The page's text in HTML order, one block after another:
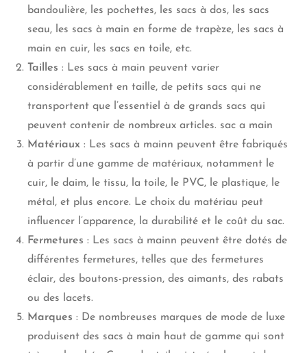
bandoulière, les pochettes, les sacs à dos, les sacs
seau, les sacs à main en forme de trapèze, les sacs à
main en cuir, les sacs en toile, etc.
Tailles : Les sacs à main peuvent varier
considérablement en taille, de petits sacs qui ne
transportent que l’essentiel à de grands sacs qui
peuvent contenir de nombreux articles. sac a main
Matériaux : Les sacs à mainn peuvent être fabriqués
à partir d’une gamme de matériaux, notamment le
cuir, le daim, le tissu, la toile, le PVC, le plastique, le
métal, et plus encore. Le choix du matériau peut
influencer l’apparence, la durabilité et le coût du sac.
Fermetures : Les sacs à mainn peuvent être dotés de
différentes fermetures, telles que des fermetures
éclair, des boutons-pression, des aimants, des rabats
ou des lacets.
Marques : De nombreuses marques de mode de luxe
produisent des sacs à main haut de gamme qui sont